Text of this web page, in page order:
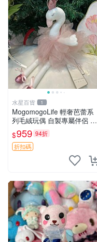
水星百貨 1
MogomogoLife 輕奢芭蕾系
列毛絨玩偶 自製專屬伴侶 帶
標牌全新成色 芭蕾系列 毛絨
玩偶 安撫玩具 新款上架
$959 94折
折扣碼